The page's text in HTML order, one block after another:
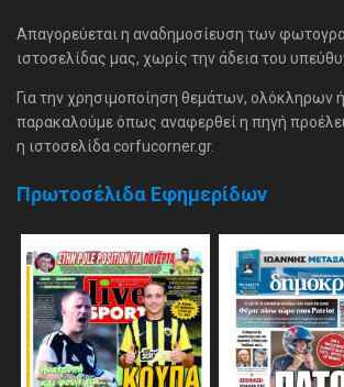
Απαγορεύεται η αναδημοσίευση των
ιστοσελίδας μας, χωρίς την άδεια του
Για την χρησιμοποίηση θεμάτων, ολόκληρων
παρακαλούμε όπως αναφερθεί η πηγή
η ιστοσελίδα corfucorner.gr.
Πρωτοσέλιδα Εφημερίδων